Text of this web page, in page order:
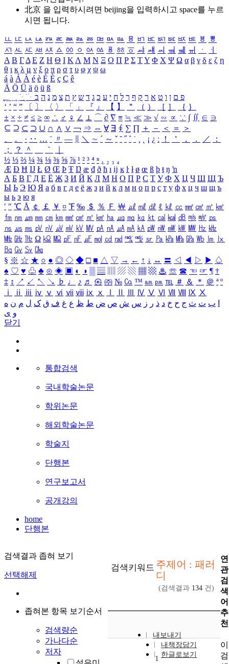
北京 을 입력하시려면 beijing을 입력하시고 space를 누르
시면 됩니다.
ㅥ ㅦ ㅧ ㅨ ㅩ ㅪ ㅫ ㅬ ㅭ ㅮ ㅯ ㅰ ㅱ ㅲ ㅳ ㅴ ㅵ ㅶ ㅷ ㅸ
ㅹ
ㅺ ㅻ ㅼ ㅽ ㅾ ㅿ ㆀ ㆁ ㆂ ㆃ ㆄ ㆅ ㆆ ㆇ ㆈ ㆉ ㆊ ㆋ ㆌ ㆍ
ㆎ
Α Β ΓΔ Ε Ζ Η Θ Ι ΚΛ Μ Ν Ξ Ο Π Ρ Σ ΤΥ Φ Χ Ψ Ω α β γ δ ε ζ η
θ ι κ λ μ ν ξ ο π ρ σ τ υ φ χ ψ ω
á à Á À é è É È ç Ç ê
Ä Ö Ü ä ö ü ß
ִֶֹ ֻּ ׁׂ פ ם ן ו ט א ר ק ף ך ל ח י ע כ ג ד ש ץ ת צ מ נ ה ב
‘ ’ “ ” 〔 〕 〈 〉 「 」 『 』 【 】 ＂ （ ） ［ ］ ｛ ｝
± × ÷ ≠ ≤ ≥ ∞ ∴ ♂ ♀ ∠ ⊥ ⌒ ∂ ∇ ≡ ≒ ≪ ≫ √ ∽ ∝ ∵ ∫ ∬ ∈ ∋
⊆ ⊇ ⊂ ⊃ ∪ ∩ ∧ ∨ ￢ ⇒ ⇔ ∀ ∃ ∮ ∑ ∏ ＋ － ＜ ＝
＞
、
。 · ‥ … ¨ 〃 ― ＼ ∼ ´ ～ ˇ ˘ ˝ ˚ ˙ ¸ ¡ ¿ ː ！ ＇ ， ． ／
：
；
？ ＾ ｀
½ ⅓ ⅔ ¼ ¾ ⅛ ⅜ ⅝ ⅞ ¹ ² ³ ⁴ ⁿ ₁ ₂ ₃ ₄
Æ Ð Ħ Ĳ Ł Ø Œ Þ Ŧ Ŋ æ đ ð ħ ı ĳ ĸ ŀ ł ø œ ß þ ŧ ŋ ŉ
А Б В Г Д Е Ё Ж З И Й К Л М Н О П Р С Т У Ф Х Ц Ч Ш Щ Ъ
Ы Ь Э Ю Я а б в г д е ё ж з и й к л м н о п р с т у ф х ц ч ш щ ъ
ы ь э ю я
′ ″ ℃ Å ￠ ￡ ￥ ¤ ℉ ‰ ＄ ％ Ｆ ￦ ㎕ ㎖ ㎗ ℓ ㎘ ㏄ ㎣ ㎤ ㎥ ㎦
㎙ ㎚ ㎛ ㎜ ㎝ ㎞ ㎟ ㎠ ㎡ ㎢ ㏊ ㎍ ㎎ ㎏ ㏏ ㎈ ㎉ ㏈ ㎧ ㎨ ㎰
㎱ ㎲ ㎳ ㎴ ㎵ ㎶ ㎷ ㎸ ㎹ ㎀ ㎁ ㎂ ㎃ ㎄ ㎺ ㎻ ㎽ ㎾ ㎿ ㎐ ㎑
㎒ ㎓ ㎔ Ω ㏀ ㏁ ㎊ ㎋ ㎌ ㏖ ㏅ ㎭ ㎮ ㎯ ㏛ ㎩ ㎪ ㎫ ㎬ ㏝ ㏐
㏓
㏃ ㏉ ㏜ ㏆
§ ※ ☆ ★ ○ ● ◎ ◇ ◆ □ ■ △ ▽ → ← ↑ ↓ ↔ 〓 ◁ ◀ ▷ ▶ ♤
♠ ♡ ♥ ♧ ♣ ⊙ ◈ ▣ ◐ ◑ ▒ ▤ ▨ ▧ ▦ ▩ ♨ ☏ ☎ ☜ ☞ ¶ †
‡ ↕ ↗ ↙ ↖ ↘ ♭ ♩ ♪ ♬ ㉿ ㈜ № ㏇ ™ ㏂ ㏘ ℡ ＃ ＆ ＊ ＠ ª º
ⅰ
ⅱ ⅲ ⅳ ⅴ ⅵ ⅶ ⅷ ⅸ ⅹ Ⅳ Ⅴ Ⅵ Ⅶ Ⅷ Ⅸ Ⅹ
ب ت ث ج ح خ د ذ ر ز س ش ص ض ط ظ ع غ ف ق ک ل م ن ه
و ی
닫기
통합검색
국내학술논문
학위논문
해외학술논문
학술지
단행본
연구보고서
공개강의
home
단행본
검색결과 좁혀 보기
선택해제
좁혀본 항목 보기순서
검색량순
가나다순
저자
검색키워드 주제어 : 패러
디
(검색결과 134 건)
내보내기
내책장담기
한글로보기
1
연
관
검
색
어
추
천
이
검